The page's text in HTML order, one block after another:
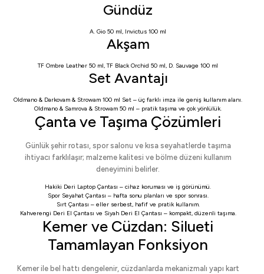
Gündüz
A. Gio 50 ml, Invictus 100 ml
Akşam
TF Ombre Leather 50 ml,TF Black Orchid 50 ml, D. Sauvage 100 ml
Set Avantajı
Oldmano & Darkovam & Strowam 100 ml Set – üç farklı imza ile geniş kullanım alanı.
Oldmano & Samrova & Strowam 50 ml – pratik taşıma ve çok yönlülük.
Çanta ve Taşıma Çözümleri
Günlük şehir rotası, spor salonu ve kısa seyahatlerde taşıma
ihtiyacı farklılaşır; malzeme kalitesi ve bölme düzeni kullanım
deneyimini belirler.
Hakiki Deri Laptop Çantası – cihaz koruması ve iş görünümü.
Spor Seyahat Çantası – hafta sonu planları ve spor sonrası.
Sırt Çantası – eller serbest, hafif ve pratik kullanım.
Kahverengi Deri El Çantası ve Siyah Deri El Çantası – kompakt, düzenli taşıma.
Kemer ve Cüzdan: Silueti
Tamamlayan Fonksiyon
Kemer ile bel hattı dengelenir, cüzdanlarda mekanizmalı yapı kart